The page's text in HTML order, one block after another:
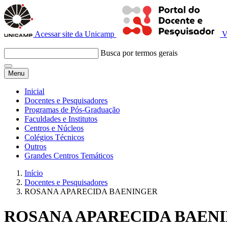
Acessar site da Unicamp
Busca por termos gerais
Menu
Inicial
Docentes e Pesquisadores
Programas de Pós-Graduação
Faculdades e Institutos
Centros e Núcleos
Colégios Técnicos
Outros
Grandes Centros Temáticos
Início
Docentes e Pesquisadores
ROSANA APARECIDA BAENINGER
ROSANA APARECIDA